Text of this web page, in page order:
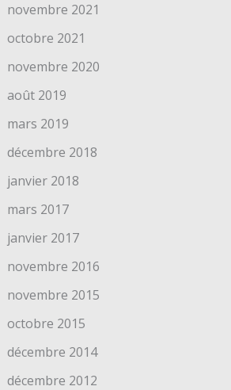
novembre 2021
octobre 2021
novembre 2020
août 2019
mars 2019
décembre 2018
janvier 2018
mars 2017
janvier 2017
novembre 2016
novembre 2015
octobre 2015
décembre 2014
décembre 2012